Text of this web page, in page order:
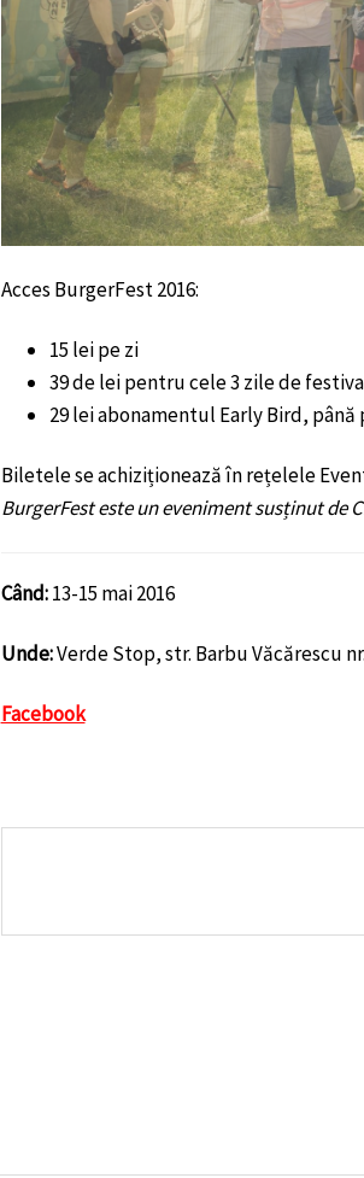
Acces BurgerFest 2016:
15 lei pe zi
39 de lei pentru cele 3 zile de
29 lei abonamentul Early Bird, până
Biletele se achiziționează în rețelele
BurgerFest este un eveniment susținut de
Când:13-15 mai 2016
Unde:Verde Stop, str. Barbu Văcărescu
Facebook